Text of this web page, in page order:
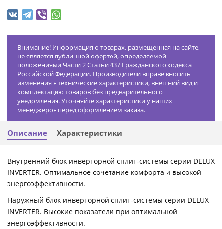
Внимание! Информация о товарах, размещенная на сайте,
не является публичной офертой, определяемой
положениями Части 2 Статьи 437 Гражданского кодекса
Российской Федерации. Производители вправе вносить
изменения в технические характеристики, внешний вид и
комплектацию товаров без предварительного
уведомления. Уточняйте характеристики у наших
менеджеров перед оформлением заказа.
Описание Характеристики
Внутренний блок инверторной сплит-системы серии DELUX
INVERTER. Оптимальное сочетание комфорта и высокой
энергоэффективности.
Наружный блок инверторной сплит-системы серии DELUX
INVERTER. Высокие показатели при оптимальной
энергоэффективности.